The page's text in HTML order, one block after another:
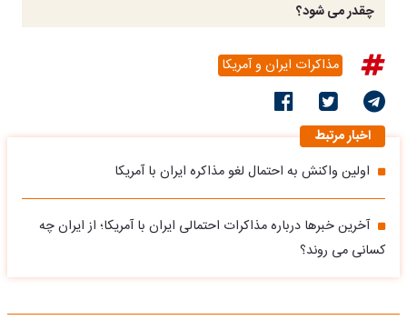
چقدر می شود؟
مذاکرات ایران و آمریکا
اخبار مرتبط
اولین واکنش به احتمال لغو مذاکره ایران با آمریکا
آخرین خبرها درباره مذاکرات احتمالی ایران با آمریکا؛ از ایران چه
کسانی می روند؟